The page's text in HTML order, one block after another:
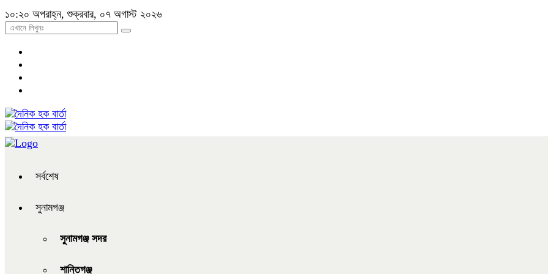
১০:২০ অপরাহ্ন, শুক্রবার, ০৭ অগাস্ট ২০২৬
সর্বশেষ
সুনামগঞ্জ
সুনামগঞ্জ সদর
শান্তিগঞ্জ